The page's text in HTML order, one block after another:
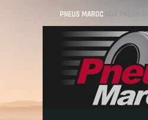
PNEUS MAROC VOS PNEUS